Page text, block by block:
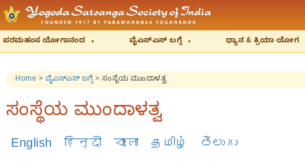
ಪರಮಹಂಸ ಯೋಗಾನಂದ ವೈಎಸ್‌ಎಸ್‌ ಬಗ್ಗೆ ಧ್ಯಾನ & ಕ್ರಿಯಾ ಯೋಗ
Home > ವೈಎಸ್‌ಎಸ್‌ ಬಗ್ಗೆ > ಸಂಸ್ಥೆಯ ಮುಂದಾಳತ್ವ
ಸಂಸ್ಥೆಯ ಮುಂದಾಳತ್ವ
English हिन्दी বাংলা தமிழ் తెలుగు